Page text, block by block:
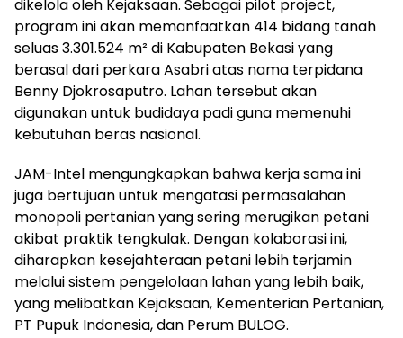
dikelola oleh Kejaksaan. Sebagai pilot project,
program ini akan memanfaatkan 414 bidang tanah
seluas 3.301.524 m² di Kabupaten Bekasi yang
berasal dari perkara Asabri atas nama terpidana
Benny Djokrosaputro. Lahan tersebut akan
digunakan untuk budidaya padi guna memenuhi
kebutuhan beras nasional.
JAM-Intel mengungkapkan bahwa kerja sama ini
juga bertujuan untuk mengatasi permasalahan
monopoli pertanian yang sering merugikan petani
akibat praktik tengkulak. Dengan kolaborasi ini,
diharapkan kesejahteraan petani lebih terjamin
melalui sistem pengelolaan lahan yang lebih baik,
yang melibatkan Kejaksaan, Kementerian Pertanian,
PT Pupuk Indonesia, dan Perum BULOG.